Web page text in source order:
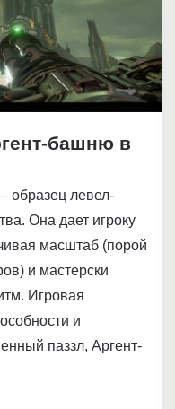
башню в
образец левел-
Она дает игроку
масштаб (порой
и мастерски
Игровая
и
паззл, Аргент-